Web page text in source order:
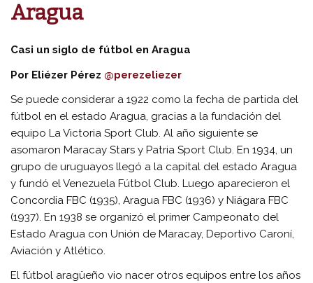
Aragua
Casi un siglo de fútbol en Aragua
Por Eliézer Pérez @perezeliezer
Se puede considerar a 1922 como la fecha de partida del
fútbol en el estado Aragua, gracias a la fundación del
equipo La Victoria Sport Club. Al año siguiente se
asomaron Maracay Stars y Patria Sport Club. En 1934, un
grupo de uruguayos llegó a la capital del estado Aragua
y fundó el Venezuela Fútbol Club. Luego aparecieron el
Concordia FBC (1935), Aragua FBC (1936) y Niágara FBC
(1937). En 1938 se organizó el primer Campeonato del
Estado Aragua con Unión de Maracay, Deportivo Caroní,
Aviación y Atlético.
El fútbol aragüeño vio nacer otros equipos entre los años